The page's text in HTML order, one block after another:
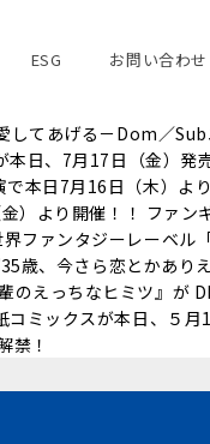
ESG お問い合わ
てあげる－Dom／
日、7月17日（金）
本日7月16日（木）
より開催！！ ファン
ファンタジーレーベ
、今さら恋とかあり
えっちなヒミツ』が
ミックスが本日、５
禁！